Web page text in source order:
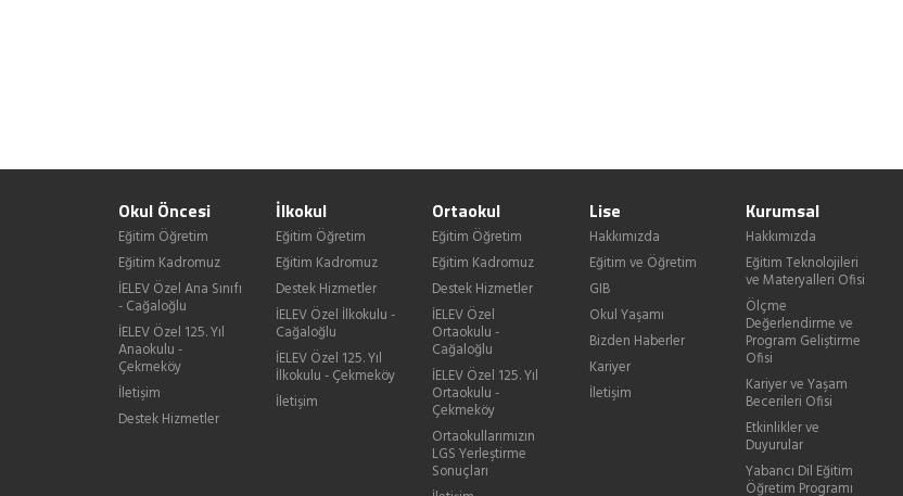
Okul Öncesi
Eğitim Öğretim
Eğitim Kadromuz
İELEV Özel Ana Sınıfı
- Cağaloğlu
İELEV Özel 125. Yıl
Anaokulu -
Çekmeköy
İletişim
Destek Hizmetler
İlkokul
Eğitim Öğretim
Eğitim Kadromuz
Destek Hizmetler
İELEV Özel İlkokulu -
Cağaloğlu
İELEV Özel 125. Yıl
İlkokulu - Çekmeköy
İletişim
Ortaokul
Eğitim Öğretim
Eğitim Kadromuz
Destek Hizmetler
İELEV Özel
Ortaokulu -
Cağaloğlu
İELEV Özel 125. Yıl
Ortaokulu -
Çekmeköy
Ortaokullarımızın
LGS Yerleştirme
Sonuçları
Lise
Hakkımızda
Eğitim ve Öğretim
GIB
Okul Yaşamı
Bizden Haberler
Kariyer
İletişim
Kurumsal
Hakkımızda
Eğitim Teknolojileri
ve Materyalleri Ofisi
Ölçme
Değerlendirme ve
Program Geliştirme
Ofisi
Kariyer ve Yaşam
Becerileri Ofisi
Etkinlikler ve
Duyurular
Yabancı Dil Eğitim
Öğretim Programı